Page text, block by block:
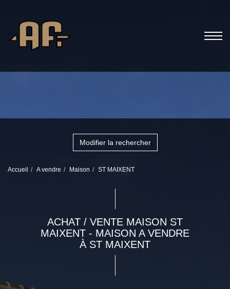
Modifier la rechercher
Accueil A vendre Maison ST MAIXENT
ACHAT / VENTE MAISON ST
MAIXENT - MAISON A VENDRE
À ST MAIXENT